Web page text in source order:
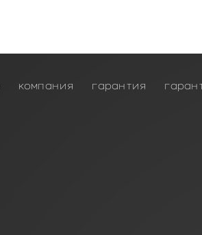
компания гарантия